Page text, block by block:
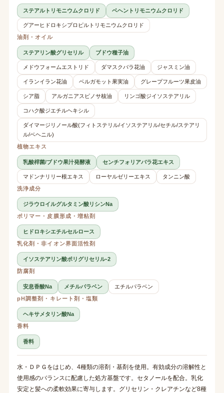
ステアルトリモニウムクロリド ベヘントリモニウムクロリド
グアーヒドロキシプロピルトリモニウムクロリド
油剤・オイル
ステアリン酸グリセリル ブドウ種子油
メドウフォームエストリド ダマスクバラ花油 ジャスミン油
イランイラン花油 ベルガモット果実油 グレープフルーツ果皮油
シア脂 アルガニアスピノサ核油 リンゴ酸ジイソステアリル
コハク酸ジエチルヘキシル
ダイマージリノール酸(フィトステリル/イソステアリル/セチル/ステアリ
ル/ベヘニル)
植物エキス
乳酸桿菌/ブドウ果汁発酵液 センチフォリアバラ花エキス
マドンナリリー根エキス ローヤルゼリーエキス
タンニン酸
洗浄成分
ジラウロイルグルタミン酸リシンNa
ポリマー・皮膜形成・増粘剤
ヒドロキシエチルセルロース
乳化剤・非イオン界面活性剤
イソステアリン酸ポリグリセリル-2
防腐剤
安息香酸Na メチルパラベン
エチルパラベン
pH調整剤・キレート剤・塩類
ヘキサメタリン酸Na
香料
香料
水・ＤＰＧをはじめ、4種類の溶剤・基剤を使用。有効成分の溶解性と
使用感のバランスに配慮した処方基盤です。セタノールを配合。乳化
安定と髪への柔軟効果に寄与します。グリセリン・クレアチンなど8種